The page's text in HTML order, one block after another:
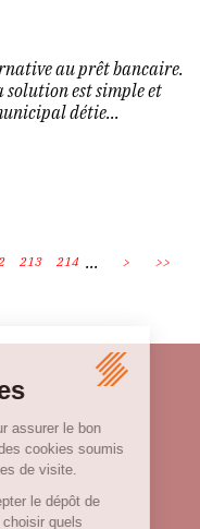
au prêt bancaire.
solution est simple et
détie...
213 214 ... > >>